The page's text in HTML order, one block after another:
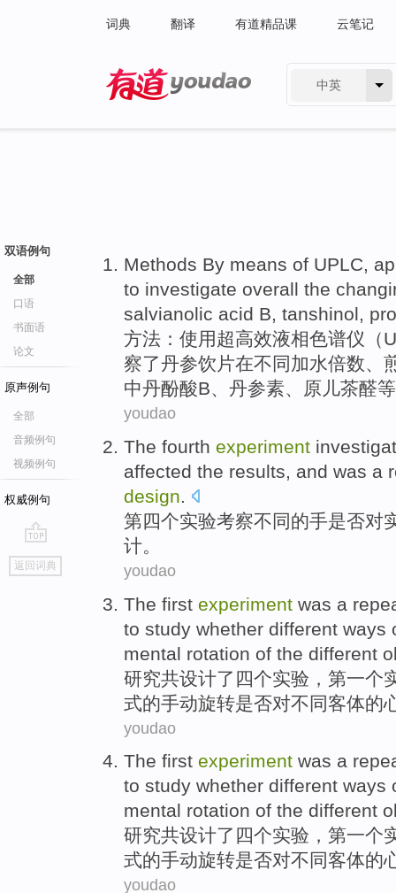
词典 翻译 有道精品课 云笔记
中英
双语例句
全部
口语
书面语
论文
原声例句
全部
音频例句
视频例句
权威例句
go
top
返回词典
Methods By means of UPLC,
to investigate overall the
salvianolic acid B, tanshinol,
方法 ：使用超高效液相色谱仪（
察了丹参饮片在不同加水倍数、
中丹酚酸B、 丹参素、原儿茶醛
youdao
The fourth experiment
affected the results, and was a
design.
第四个实验考察不同的手是否对
计。
youdao
The first experiment was a
to study whether different ways
mental rotation of the different
研究共设计了四个实验 ， 第一个
式的手动旋转是否对不同客体的
youdao
The first experiment was a
to study whether different ways
mental rotation of the different
研究共设计了四个实验 ， 第一个
式的手动旋转是否对不同客体的
youdao